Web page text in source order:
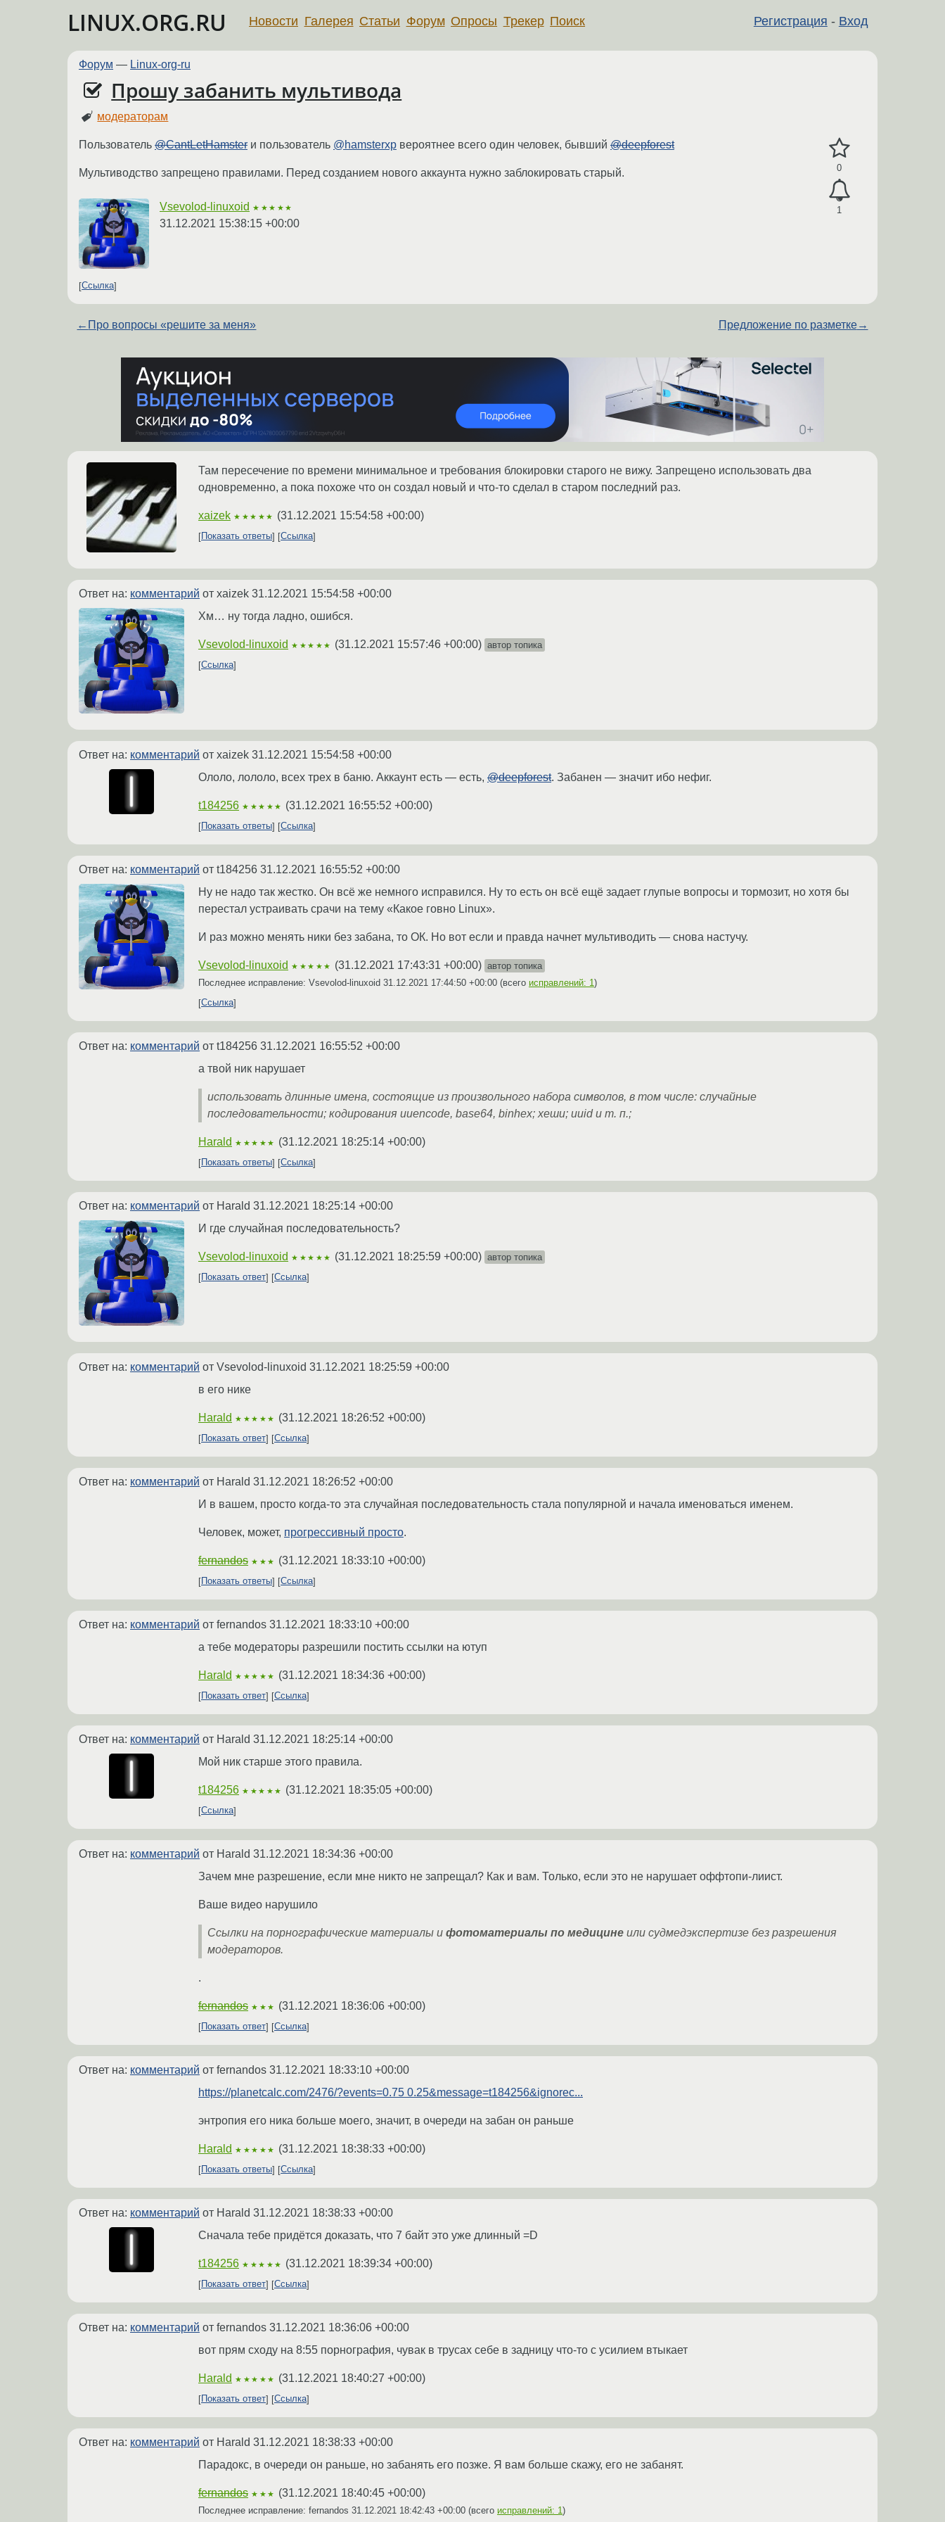
LINUX.ORG.RU Регистрация - Вход
Новости Галерея Статьи Форум Опросы Трекер Поиск
Форум — Linux-org-ru
Прошу забанить мультивода
модераторам
0
1
Пользователь @CantLetHamster и пользователь @hamsterxp вероятнее всего один человек, бывший @deepforest
Мультиводство запрещено правилами. Перед созданием нового аккаунта нужно заблокировать старый.
Vsevolod-linuxoid ★★★★★
31.12.2021 15:38:15 +00:00
Ссылка
← Про вопросы «решите за меня» Предложение по разметке→
Там пересечение по времени минимальное и требования блокировки старого не вижу. Запрещено использовать два
одновременно, а пока похоже что он создал новый и что-то сделал в старом последний раз.
xaizek ★★★★★ (31.12.2021 15:54:58 +00:00)
Показать ответы Ссылка
Ответ на: комментарий от xaizek 31.12.2021 15:54:58 +00:00
Хм… ну тогда ладно, ошибся.
Vsevolod-linuxoid ★★★★★ (31.12.2021 15:57:46 +00:00) автор топика
Ссылка
Ответ на: комментарий от xaizek 31.12.2021 15:54:58 +00:00
Ололо, лололо, всех трех в баню. Аккаунт есть — есть, @deepforest. Забанен — значит ибо нефиг.
t184256 ★★★★★ (31.12.2021 16:55:52 +00:00)
Показать ответы Ссылка
Ответ на: комментарий от t184256 31.12.2021 16:55:52 +00:00
Ну не надо так жестко. Он всё же немного исправился. Ну то есть он всё ещё задает глупые вопросы и тормозит, но хотя бы
перестал устраивать срачи на тему «Какое говно Linux».
И раз можно менять ники без забана, то ОК. Но вот если и правда начнет мультиводить — снова настучу.
Vsevolod-linuxoid ★★★★★ (31.12.2021 17:43:31 +00:00) автор топика
Последнее исправление: Vsevolod-linuxoid 31.12.2021 17:44:50 +00:00 (всего исправлений: 1 )
Ссылка
Ответ на: комментарий от t184256 31.12.2021 16:55:52 +00:00
а твой ник нарушает
использовать длинные имена, состоящие из произвольного набора символов, в том числе: случайные
последовательности; кодирования uuencode, base64, binhex; хеши; uuid и т. п.;
Harald ★★★★★ (31.12.2021 18:25:14 +00:00)
Показать ответы Ссылка
Ответ на: комментарий от Harald 31.12.2021 18:25:14 +00:00
И где случайная последовательность?
Vsevolod-linuxoid ★★★★★ (31.12.2021 18:25:59 +00:00) автор топика
Показать ответ
Ссылка
Ответ на: комментарий от Vsevolod-linuxoid 31.12.2021 18:25:59 +00:00
в его нике
Harald ★★★★★ (31.12.2021 18:26:52 +00:00)
Показать ответ Ссылка
Ответ на: комментарий от Harald 31.12.2021 18:26:52 +00:00
И в вашем, просто когда-то эта случайная последовательность стала популярной и начала именоваться именем.
Человек, может, прогрессивный просто.
fernandos ★★★ (31.12.2021 18:33:10 +00:00)
Показать ответы Ссылка
Ответ на: комментарий от fernandos 31.12.2021 18:33:10 +00:00
а тебе модераторы разрешили постить ссылки на ютуп
Harald ★★★★★ (31.12.2021 18:34:36 +00:00)
Показать ответ Ссылка
Ответ на: комментарий от Harald 31.12.2021 18:25:14 +00:00
Мой ник старше этого правила.
t184256 ★★★★★ (31.12.2021 18:35:05 +00:00)
Ссылка
Ответ на: комментарий от Harald 31.12.2021 18:34:36 +00:00
Зачем мне разрешение, если мне никто не запрещал? Как и вам. Только, если это не нарушает оффтопи-лиист.
Ваше видео нарушило
Ссылки на порнографические материалы и фотоматериалы по медицине или судмедэкспертизе без разрешения
модераторов.
.
fernandos ★★★ (31.12.2021 18:36:06 +00:00)
Показать ответ Ссылка
Ответ на: комментарий от fernandos 31.12.2021 18:33:10 +00:00
https://planetcalc.com/2476/?events=0.75 0.25&message=t184256&ignorec...
энтропия его ника больше моего, значит, в очереди на забан он раньше
Harald ★★★★★ (31.12.2021 18:38:33 +00:00)
Показать ответы Ссылка
Ответ на: комментарий от Harald 31.12.2021 18:38:33 +00:00
Сначала тебе придётся доказать, что 7 байт это уже длинный =D
t184256 ★★★★★ (31.12.2021 18:39:34 +00:00)
Показать ответ Ссылка
Ответ на: комментарий от fernandos 31.12.2021 18:36:06 +00:00
вот прям сходу на 8:55 порнография, чувак в трусах себе в задницу что-то с усилием втыкает
Harald ★★★★★ (31.12.2021 18:40:27 +00:00)
Показать ответ Ссылка
Ответ на: комментарий от Harald 31.12.2021 18:38:33 +00:00
Парадокс, в очереди он раньше, но забанять его позже. Я вам больше скажу, его не забанят.
fernandos ★★★ (31.12.2021 18:40:45 +00:00)
Последнее исправление: fernandos 31.12.2021 18:42:43 +00:00 (всего исправлений: 1 )